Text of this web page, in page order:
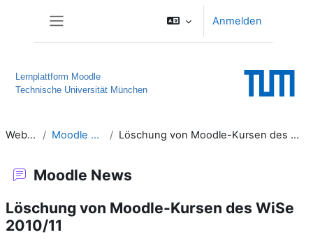
Anmelden
Lernplattform Moodle
Technische Universität München
Website Moodle News Löschung von Moodle-Kursen des WiSe 2010/11
Moodle News
Löschung von Moodle-Kursen des WiSe
2010/11